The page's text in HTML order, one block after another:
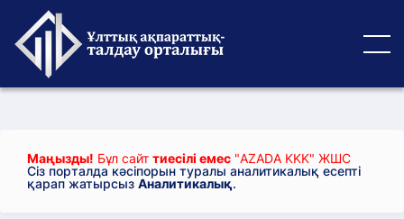
Маңызды! Бұл сайт тиесілі емес "AZADA KKK" ЖШС
Сіз порталда кәсіпорын туралы аналитикалық есепті
қарап жатырсыз Аналитикалық.